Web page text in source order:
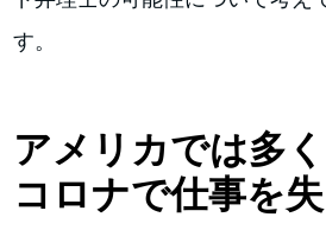
す。
アメリカでは多
コロナで仕事を